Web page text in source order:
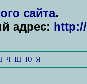
сайта.
адрес:
Ч Щ Ю Я